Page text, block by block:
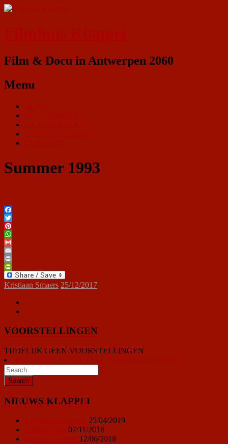
Film & Docu in Antwerpen 2060
Menu
Summer 1993
Facebook
Twitter
Pinterest
WhatsApp
Gmail
Email
Print
PrintFriendly
Kristiaan Smaers 25/12/2017
VOORSTELLINGEN
TIJDELIJK GEEN VOORSTELLINGEN
NIEUWS KLAPPEI
25/04/2019
07/11/2018
12/06/2018